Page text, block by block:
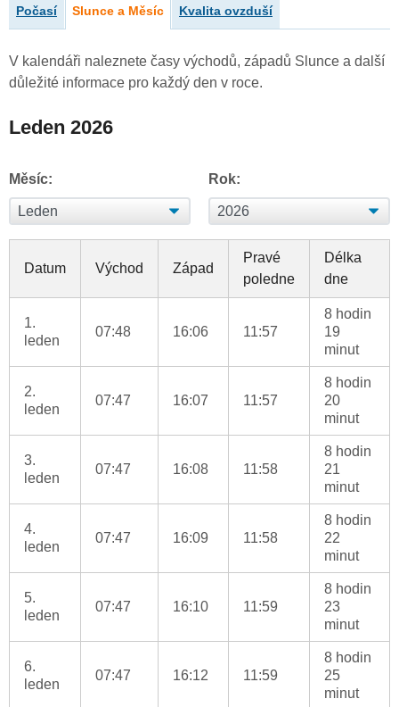
Počasí Slunce a Měsíc Kvalita ovzduší
V kalendáři naleznete časy východů, západů Slunce a další
důležité informace pro každý den v roce.
Leden 2026
Měsíc: Rok:
Datum Východ Západ
Pravé
poledne
Délka
dne
1.
leden
07:48 16:06 11:57
8 hodin
19
minut
2.
leden
07:47 16:07 11:57
8 hodin
20
minut
3.
leden
07:47 16:08 11:58
8 hodin
21
minut
4.
leden
07:47 16:09 11:58
8 hodin
22
minut
5.
leden
07:47 16:10 11:59
8 hodin
23
minut
6.
leden
07:47 16:12 11:59
8 hodin
25
minut